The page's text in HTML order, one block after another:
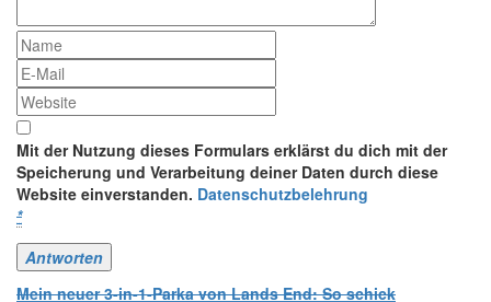
Mit der Nutzung dieses Formulars erklärst du dich mit der
Speicherung und Verarbeitung deiner Daten durch diese
Website einverstanden. Datenschutzbelehrung
*
Mein neuer 3-in-1-Parka von Lands End: So schick